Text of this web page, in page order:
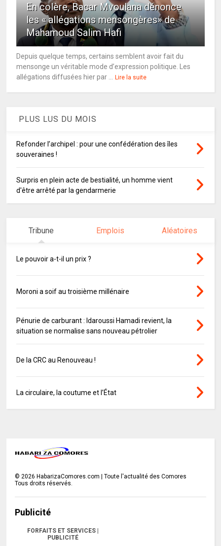
En colère, Bacar Mvoulana dénonce
les « allégations mensongères» de
Mahamoud Salim Hafi
Depuis quelque temps, certains semblent avoir fait du
mensonge un véritable mode d’expression politique. Les
allégations diffusées hier par ...
Lire la suite
PLUS LUS DU MOIS
Refonder l’archipel : pour une confédération des îles
souveraines !
Surpris en plein acte de bestialité, un homme vient
d'être arrêté par la gendarmerie
Tribune Emplois Aléatoires
Le pouvoir a-t-il un prix ?
Moroni a soif au troisième millénaire
Pénurie de carburant : Idaroussi Hamadi revient, la
situation se normalise sans nouveau pétrolier
De la CRC au Renouveau !
La circulaire, la coutume et l’État
© 2026 HabarizaComores.com | Toute l'actualité des Comores
Tous droits réservés.
Publicité
FORFAITS ET SERVICES |
PUBLICITÉ